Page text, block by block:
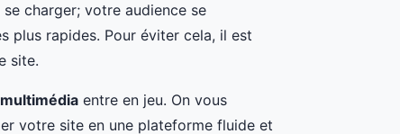
charger; votre audience se
plus rapides. Pour éviter cela, il est
site.
entre en jeu. On vous
votre site en une plateforme fluide et